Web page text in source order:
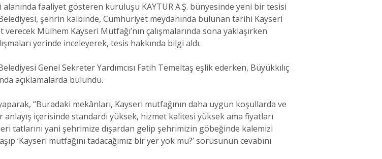
faaliyet gösteren kuruluşu KAYTUR A.Ş. bünyesinde yeni bir tesisi
şehrin kalbinde, Cumhuriyet meydanında bulunan tarihi Kayseri
Mülhem Kayseri Mutfağı’nın çalışmalarında sona yaklaşırken
yerinde inceleyerek, tesis hakkında bilgi aldı.
Genel Sekreter Yardımcısı Fatih Temeltaş eşlik ederken, Büyükkılıç
açıklamalarda bulundu.
“Buradaki mekânları, Kayseri mutfağının daha uygun koşullarda ve
içerisinde standardı yüksek, hizmet kalitesi yüksek ama fiyatları
tatlarını yani şehrimize dışardan gelip şehrimizin göbeğinde kalemizi
mutfağını tadacağımız bir yer yok mu?’ sorusunun cevabını